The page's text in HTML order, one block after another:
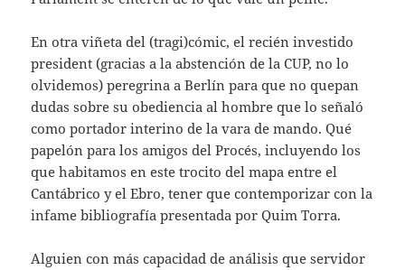
En otra viñeta del (tragi)cómic, el recién investido
president (gracias a la abstención de la CUP, no lo
olvidemos) peregrina a Berlín para que no quepan
dudas sobre su obediencia al hombre que lo señaló
como portador interino de la vara de mando. Qué
papelón para los amigos del Procés, incluyendo los
que habitamos en este trocito del mapa entre el
Cantábrico y el Ebro, tener que contemporizar con la
infame bibliografía presentada por Quim Torra.
Alguien con más capacidad de análisis que servidor